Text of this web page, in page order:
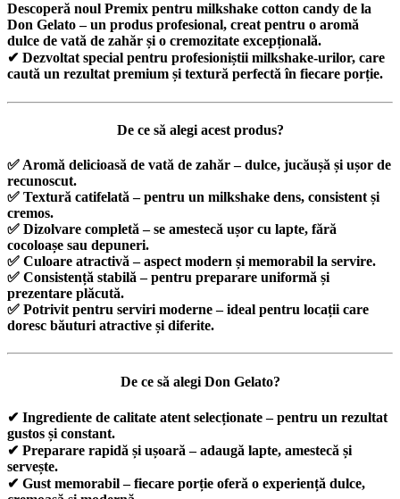
Descoperă noul Premix pentru milkshake cotton candy de la
Don Gelato– un produs profesional, creat pentru o aromă
dulce de vată de zahăr și o cremozitate excepțională.
✔ Dezvoltat special pentru profesioniștii milkshake-urilor, care
caută un rezultat premium și textură perfectă în fiecare porție.
De ce să alegi acest produs?
✅ Aromă delicioasă de vată de zahăr– dulce, jucăușă și ușor de
recunoscut.
✅ Textură catifelată – pentru un milkshake dens, consistent și
cremos.
✅ Dizolvare completă – se amestecă ușor cu lapte, fără
cocoloașe sau depuneri.
✅ Culoare atractivă – aspect modern și memorabil la servire.
✅ Consistență stabilă – pentru preparare uniformă și
prezentare plăcută.
✅ Potrivit pentru serviri moderne– ideal pentru locații care
doresc băuturi atractive și diferite.
De ce să alegi Don Gelato?
✔ Ingrediente de calitate atent selecționate– pentru un rezultat
gustos și constant.
✔ Preparare rapidă și ușoară – adaugă lapte, amestecă și
servește.
✔ Gust memorabil– fiecare porție oferă o experiență dulce,